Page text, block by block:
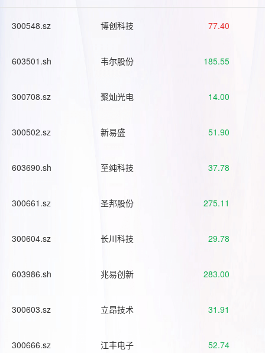
300548.sz 博创科技 77.40
603501.sh 韦尔股份 185.55
300708.sz 聚灿光电 14.00
300502.sz 新易盛 51.90
603690.sh 至纯科技 37.78
300661.sz 圣邦股份 275.11
300604.sz 长川科技 29.78
603986.sh 兆易创新 283.00
300603.sz 立昂技术 31.91
300666.sz 江丰电子 52.74